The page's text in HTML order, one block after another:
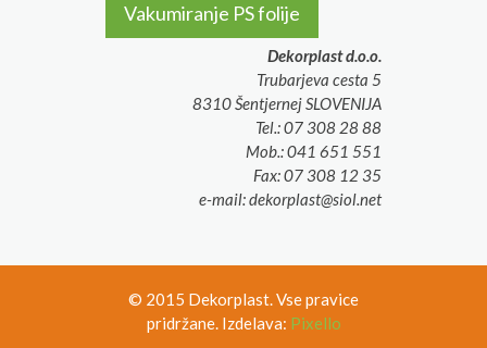
Vakumiranje PS folije
Dekorplast d.o.o.
Trubarjeva cesta 5
8310 Šentjernej SLOVENIJA
Tel.: 07 308 28 88
Mob.: 041 651 551
Fax: 07 308 12 35
e-mail: dekorplast@siol.net
© 2015 Dekorplast. Vse pravice
pridržane. Izdelava: Pixello